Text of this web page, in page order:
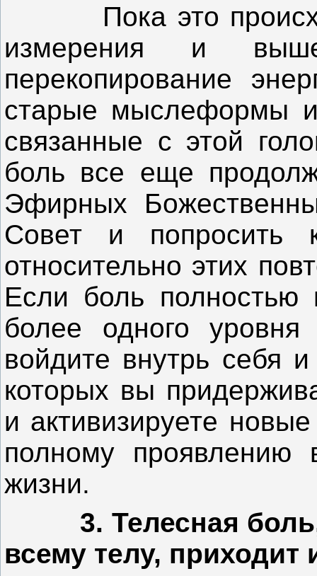
Пока это
измерения и
перекопирование
старые мыслеформы
связанные с этой
боль все еще
Эфирных
Совет и попросить
относительно этих
Если боль
более одного
войдите внутрь себя
которых вы
и активизируете
полному проявлению
жизни.
3. Телесная
всему телу, приходит